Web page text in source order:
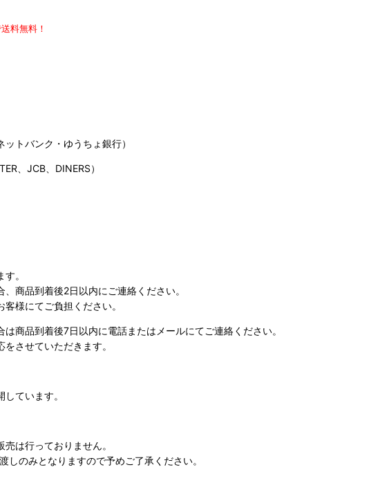
料無料！
トバンク・ゆうちょ銀行）
、JCB、DINERS）
。
商品到着後2日以内にご連絡ください。
様にてご負担ください。
商品到着後7日以内に電話またはメールにてご連絡ください。
させていただきます。
ています。
は行っておりません。
しのみとなりますので予めご了承ください。